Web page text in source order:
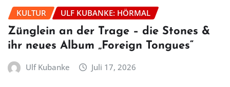
KULTUR ULF KUBANKE: HÖRMAL
Zünglein an der Trage – die Stones &
ihr neues Album „Foreign Tongues“
Ulf Kubanke Juli 17, 2026